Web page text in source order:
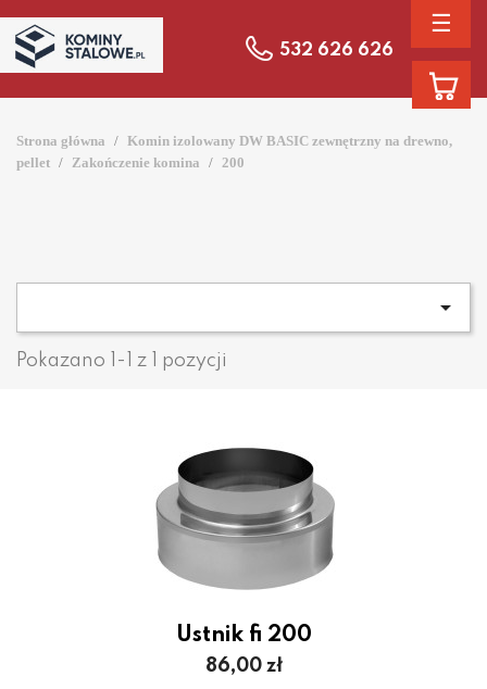
☰
532 626 626
Strona główna
Komin izolowany DW BASIC zewnętrzny na drewno,
pellet
Zakończenie komina 200

Pokazano 1-1 z 1 pozycji
Ustnik fi 200
Cena
86,00 zł